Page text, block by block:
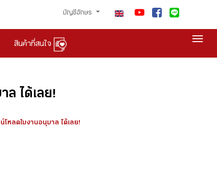
บัญชีอักษร
สินค้าที่สนใจ
ล ได้เลย!
หลดใบงานอนุบาล ได้เลย!